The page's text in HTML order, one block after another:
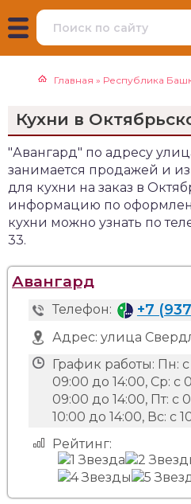
Главная » Республика
Кухни в
"Авангард" по адресу
занимается продажей и
для кухни на заказ в
информацию по
кухни можно узнать по
33.
Авангард
Телефон: +7
Адрес: улица
График работы: Пн:
09:00 до 14:00, Ср: с
09:00 до 14:00, Пт: с
10:00 до 14:00, Вс: с
Рейтинг: